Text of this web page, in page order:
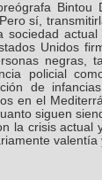
Bintou
sí,
sociedad
Unidos
negras,
policial
de
en el
siguen
la crisis
valentía